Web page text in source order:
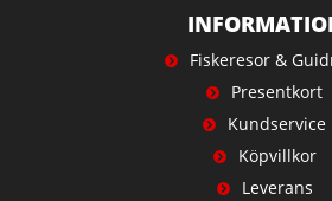
Fiskeresor &
Presentkort
Kundservice
Köpvillkor
Leverans